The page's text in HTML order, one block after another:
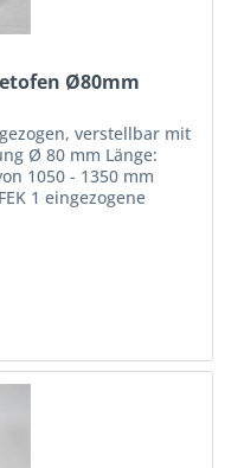
Ø80mm
verstellbar mit
Ø 80 mm Länge:
1050 - 1350 mm
1 eingezogene